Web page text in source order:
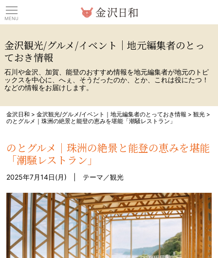
金沢観光/グルメ/イベント｜地元編集者のとっ
ておき情報
石川や金沢、加賀、能登のおすすめ情報を地元編集者が地元のトピ
ックスを中心に、へぇ、そうだったのか、とか、これは役にたつ！
などの情報をお届けします。
金沢日和 >金沢観光/グルメ/イベント｜地元編集者のとっておき情報 >観光 >
のとグルメ｜珠洲の絶景と能登の恵みを堪能「潮騒レストラン」
のとグルメ｜珠洲の絶景と能登の恵みを堪能
「潮騒レストラン」
2025年7月14日(月) | テーマ／観光